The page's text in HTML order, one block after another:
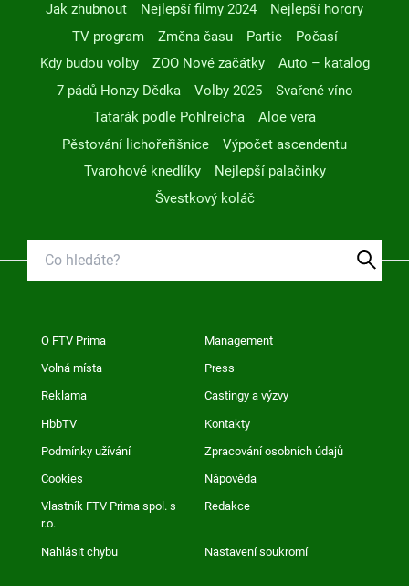
Jak zhubnout Nejlepší filmy 2024
Nejlepší horory
TV program
Změna času Partie
Počasí
Kdy budou volby
ZOO Nové začátky
Auto – katalog
7 pádů Honzy Dědka
Volby 2025
Svařené víno
Tatarák podle Pohlreicha
Aloe vera
Pěstování lichořeřišnice
Výpočet ascendentu
Tvarohové knedlíky
Nejlepší palačinky
Švestkový koláč
O FTV Prima Management
Volná místa Press
Reklama Castingy a výzvy
HbbTV Kontakty
Podmínky užívání Zpracování osobních údajů
Cookies Nápověda
Vlastník FTV Prima spol. s
r.o.
Redakce
Nahlásit chybu Nastavení soukromí